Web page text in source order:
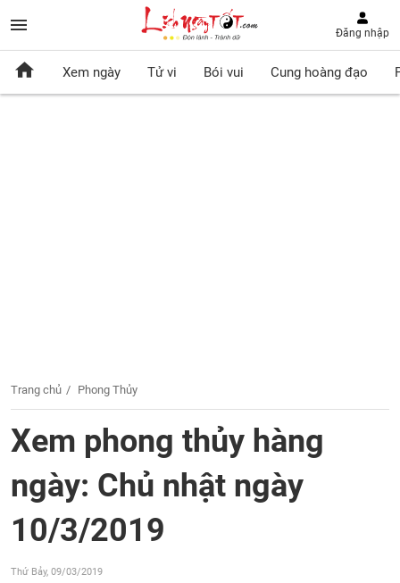
Đăng nhập
Xem ngày Tử vi Bói vui Cung hoàng đạo
Trang chủ Phong Thủy
Xem phong thủy hàng
ngày: Chủ nhật ngày
10/3/2019
Thứ Bảy, 09/03/2019